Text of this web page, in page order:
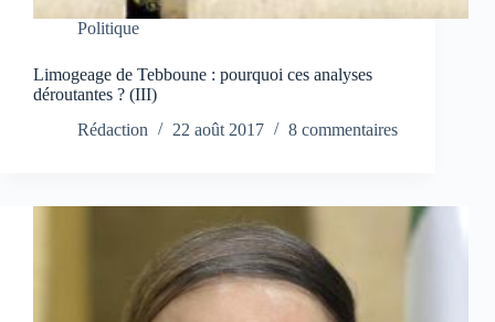
Politique
Limogeage de Tebboune : pourquoi ces analyses
déroutantes ? (III)
Rédaction
22 août 2017 8 commentaires